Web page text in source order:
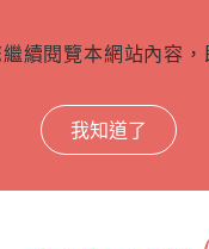
續閱覽本網站內容
我知道了